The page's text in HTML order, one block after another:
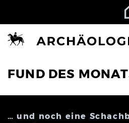
FUND DES
… und noch eine